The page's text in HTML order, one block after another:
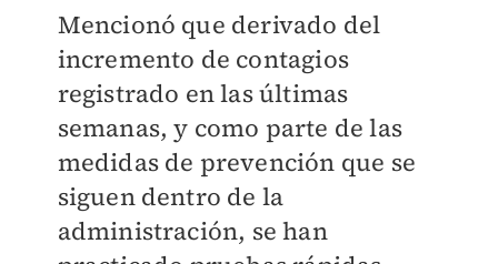
Mencionó que derivado del
incremento de contagios
registrado en las últimas
semanas, y como parte de las
medidas de prevención que se
siguen dentro de la
administración, se han